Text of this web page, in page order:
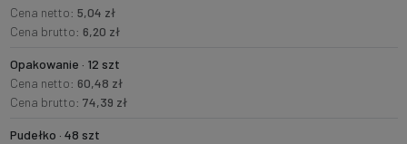
Cena netto: 5,04 zł
Cena brutto: 6,20 zł
Opakowanie · 12 szt
Cena netto: 60,48 zł
Cena brutto: 74,39 zł
Pudełko · 48 szt